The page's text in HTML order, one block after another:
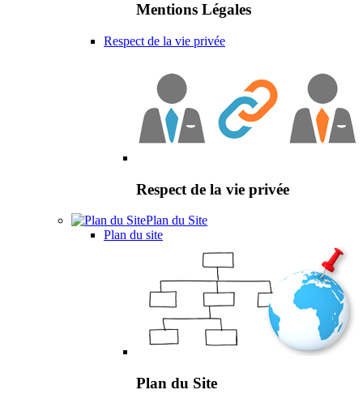
Mentions Légales
Respect de la vie privée
Respect de la vie privée
Plan du Site
Plan du site
Plan du Site